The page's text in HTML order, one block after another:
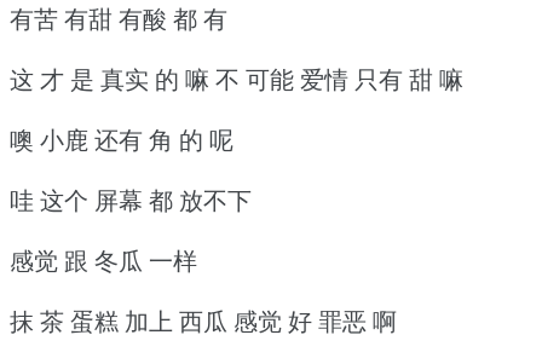
有苦 有甜 有酸 都 有
这 才 是 真实 的 嘛 不 可能 爱情 只有 甜 嘛
噢 小鹿 还有 角 的 呢
哇 这个 屏幕 都 放不下
感觉 跟 冬瓜 一样
抹 茶 蛋糕 加上 西瓜 感觉 好 罪恶 啊